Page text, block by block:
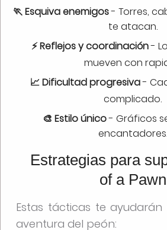
🏃 Esquiva enemigos- Torres,
te atacan.
⚡ Reflejos y coordinación-
mueven con
📈 Dificultad progresiva-
complicado.
🎨 Estilo único- Gráficos
encantadores.
Estrategias para
of a Pawn
Estas tácticas te
aventura del peón: